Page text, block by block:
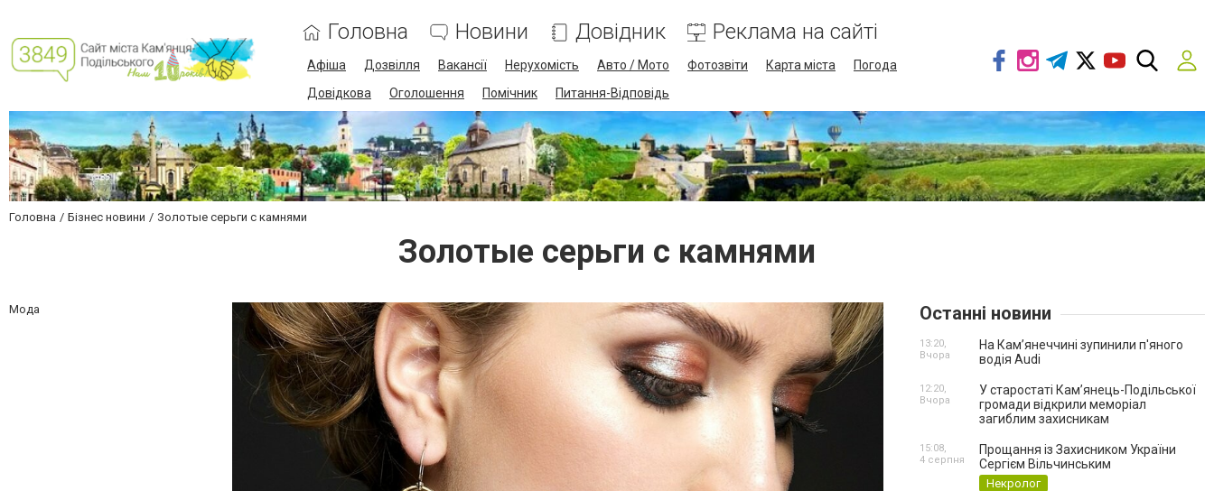
Головна Новини Довідник Реклама на сайті
Афіша Дозвілля Вакансії Нерухомість Авто / Мото Фотозвіти Карта міста
Погода
Довідкова
Оголошення Помічник Питання-Відповідь
Головна Бізнес новини Золотые серьги с камнями
Золотые серьги с камнями
Мода Останні новини
На Камʼянеччині зупинили п'яного
водія Audi
13:20,
Вчора
У старостаті Кам’янець-Подільської
громади відкрили меморіал
загиблим захисникам
12:20,
Вчора
Прощання із Захисником України
Сергієм Вільчинським
Некролог
15:08,
4 серпня